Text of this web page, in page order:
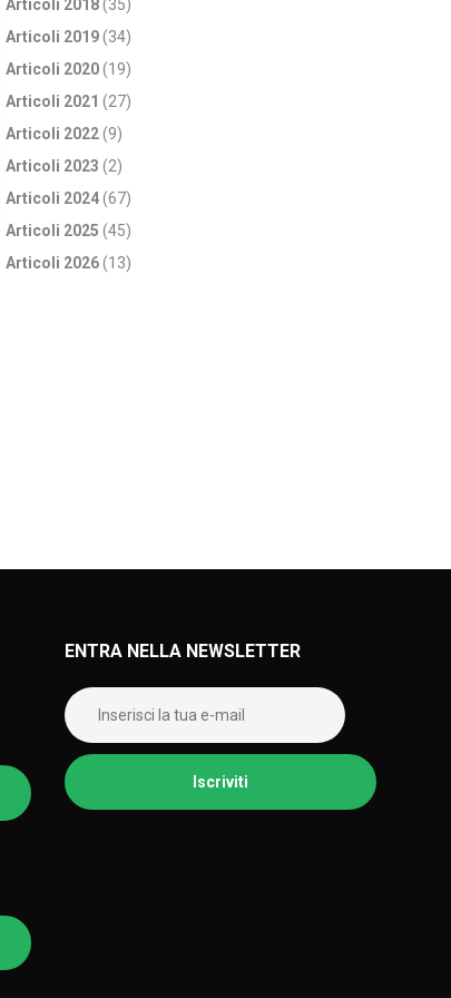
Articoli 2018(35)
Articoli 2019(34)
Articoli 2020(19)
Articoli 2021 (27)
Articoli 2022(9)
Articoli 2023 (2)
Articoli 2024(67)
Articoli 2025 (45)
Articoli 2026(13)
ENTRA NELLA NEWSLETTER